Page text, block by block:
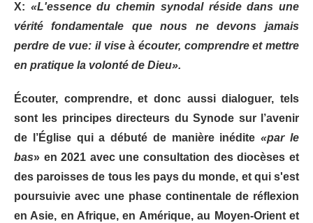
X: «L'essence du chemin synodal réside dans une
vérité fondamentale que nous ne devons jamais
perdre de vue: il vise à écouter, comprendre et mettre
en pratique la volonté de Dieu».
Écouter, comprendre, et donc aussi dialoguer, tels
sont les principes directeurs du Synode sur l’avenir
de l’Église qui a débuté de manière inédite«par le
bas» en 2021 avec une consultation des diocèses et
des paroisses de tous les pays du monde, et qui s'est
poursuivie avec une phase continentale de réflexion
en Asie, en Afrique, en Amérique, au Moyen-Orient et